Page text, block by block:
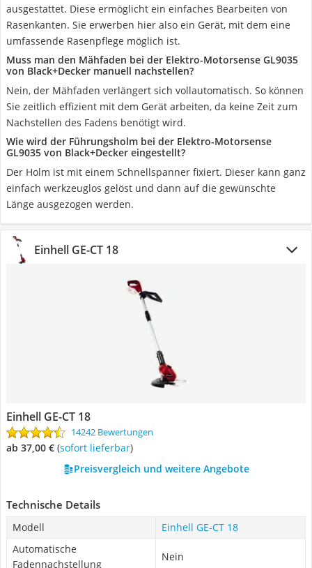
ausgestattet. Diese ermöglicht ein einfaches Bearbeiten von
Rasenkanten. Sie erwerben hier also ein Gerät, mit dem eine
umfassende Rasenpflege möglich ist.
Muss man den Mähfaden bei der Elektro-Motorsense GL9035
von Black+Decker manuell nachstellen?
Nein, der Mähfaden verlängert sich vollautomatisch. So können
Sie zeitlich effizient mit dem Gerät arbeiten, da keine Zeit zum
Nachstellen des Fadens benötigt wird.
Wie wird der Führungsholm bei der Elektro-Motorsense
GL9035 von Black+Decker eingestellt?
Der Holm ist mit einem Schnellspanner fixiert. Dieser kann ganz
einfach werkzeuglos gelöst und dann auf die gewünschte
Länge ausgezogen werden.
Einhell GE-CT 18
Einhell GE-CT 18
14242 Bewertungen
ab 37,00 € ( Sofort lieferbar)
Preisvergleich und weitere Angebote
Technische Details
Modell
Einhell GE-CT 18
Automatische
Fadennachstellung
Nein